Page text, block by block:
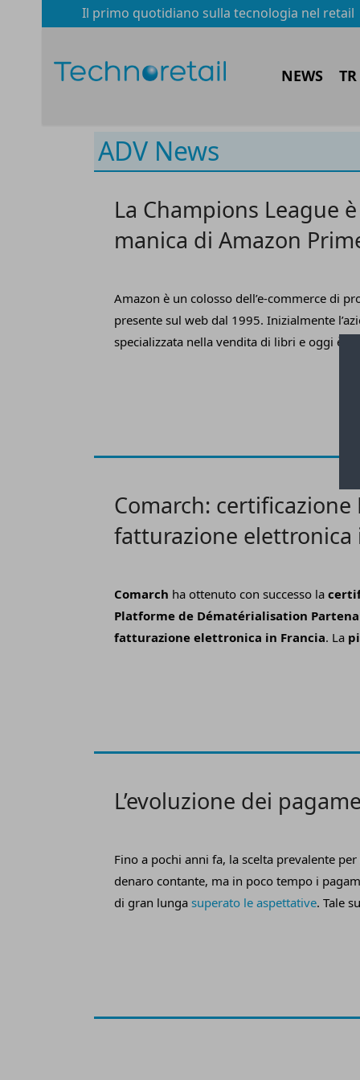
Il primo quotidiano sulla tecnologia nel retail
NEWS
ADV News
La Champions League è
manica di Amazon
Amazon è un colosso dell’e-commerce di
presente sul web dal 1995. Inizialmente
specializzata nella vendita di libri e oggi è
commerce più importanti al mondo e non
Comarch: certificazione
fatturazione elettronica
Comarch ha ottenuto con successo la
Platforme de Dématérialisation
fatturazione elettronica in Francia. La
L’evoluzione dei
Fino a pochi anni fa, la scelta prevalente
denaro contante, ma in poco tempo i
di gran lunga superato le aspettative. Tale